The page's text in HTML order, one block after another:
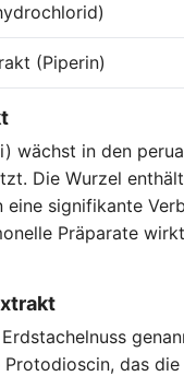
(Piperin)
wächst in den
Die Wurzel
eine signifikante
Präparate
Protodioscin, das